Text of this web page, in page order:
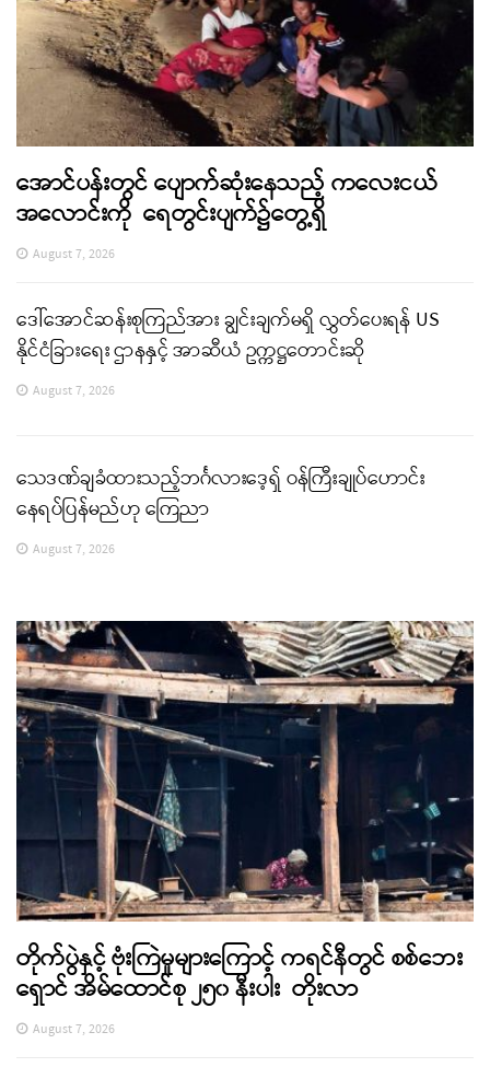
အောင်ပန်းတွင် ပျောက်ဆုံးနေသည့် ကလေးငယ်
အလောင်းကို ရေတွင်းပျက်၌တွေ့ရှိ
August 7, 2026
ဒေါ်အောင်ဆန်းစုကြည်အား ချွင်းချက်မရှိ လွှတ်ပေးရန် US
နိုင်ငံခြားရေး ဌာနနှင့် အာဆီယံ ဥက္ကဋ္ဌတောင်းဆို
August 7, 2026
သေဒဏ်ချခံထားသည့်ဘင်္ဂလားဒေ့ရှ် ဝန်ကြီးချုပ်ဟောင်း
နေရပ်ပြန်မည်ဟု ကြေညာ
August 7, 2026
တိုက်ပွဲနှင့် ဗုံးကြဲမှုများကြောင့် ကရင်နီတွင် စစ်ဘေး
ရှောင် အိမ်ထောင်စု ၂၅၀ နီးပါး တိုးလာ
August 7, 2026